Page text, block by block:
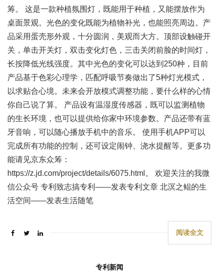
筹。 这是一款种植氛围灯，既能用于种植，又能摆放作为
桌面景观。光色的变化既能为植物补光，也能照亮周边。产
品采用蛋壳形外观，十分圆润，美观而大方。顶部设触碰开
关，单击开关灯，双击变化灯色，三击关闭前脸的时间灯，
长按降低光线强度。其中光色的变化可以达到250种，目前
产品基于色彩心理学，匹配呼吸节奏做出了5种灯光模式，
以求贴合心境。未来会开放模式调整功能，要什么样的心情
你自己说了算。 产品设有温湿度传感器，既可以监测植物
的生长环境，也可以提供给你家中环境参数。产品还带有蓝
牙音响，可以随心播放手机中的音乐。 使用手机APP可以
完成所有功能的控制，还可设定闹钟、浇水提醒等。更多功
能请见京东众筹：
https://z.jd.com/project/details/6075.html。 欢迎关注的我微
信公众号 专利致志搞专利——发表专利文章 北溟之鲲的生
活空间——发表生活随笔
阅读全文
专利新闻